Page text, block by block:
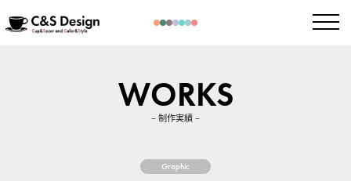
WORKS
– 制作実績 –
Graphic